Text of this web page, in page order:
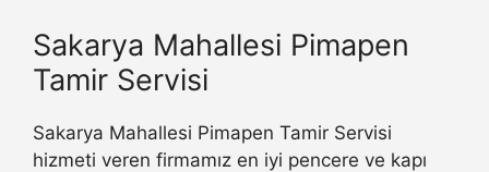
Sakarya Mahallesi Pimapen
Tamir Servisi
Sakarya Mahallesi Pimapen Tamir Servisi
hizmeti veren firmamız en iyi pencere ve kapı